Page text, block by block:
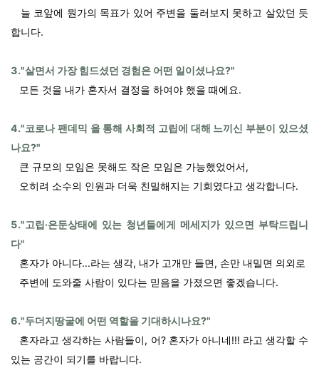
늘 코앞에 뭔가의 목표가 있어 주변을 둘러보지 못하고 살았던 듯
합니다.
3."살면서 가장 힘드셨던 경험은 어떤 일이셨나요?"
모든 것을 내가 혼자서 결정을 하여야 했을 때에요.
4."코로나 팬데믹 을 통해 사회적 고립에 대해 느끼신 부분이 있으셨
나요?"
큰 규모의 모임은 못해도 작은 모임은 가능했었어서,
오히려 소수의 인원과 더욱 친밀해지는 기회였다고 생각합니다.
5."고립·은둔상태에 있는 청년들에게 메세지가 있으면 부탁드립니
다"
혼자가 아니다...라는 생각, 내가 고개만 들면, 손만 내밀면 의외로
주변에 도와줄 사람이 있다는 믿음을 가졌으면 좋겠습니다.
6."두더지땅굴에 어떤 역할을 기대하시나요?"
혼자라고 생각하는 사람들이, 어? 혼자가 아니네!!! 라고 생각할 수
있는 공간이 되기를 바랍니다.